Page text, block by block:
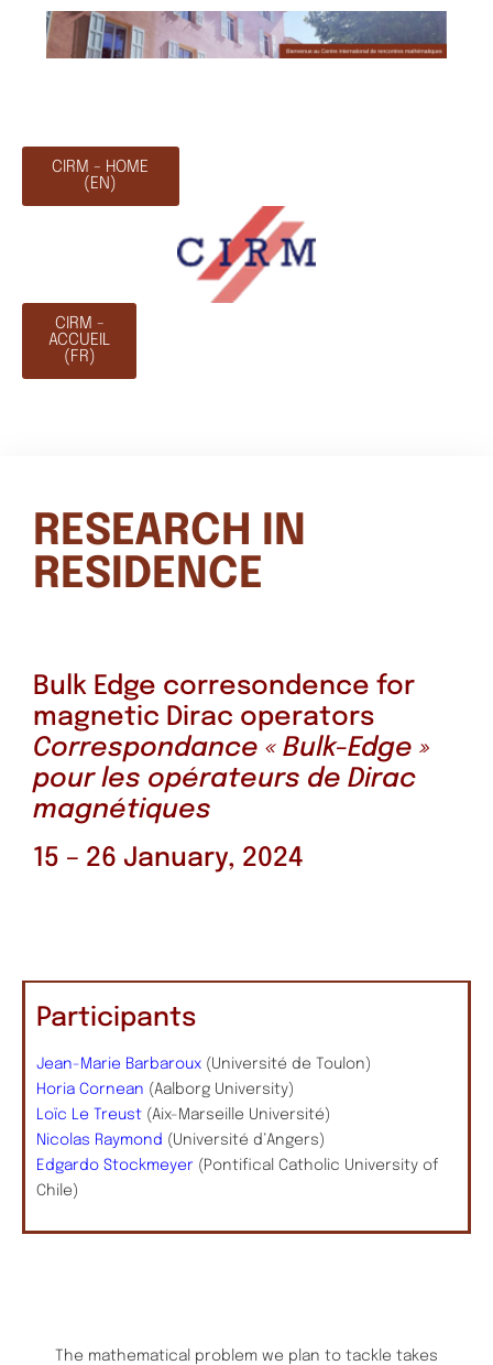
CIRM - HOME
(EN)
CIRM -
ACCUEIL
(FR)
RESEARCH IN
RESIDENCE
Bulk Edge corresondence for
magnetic Dirac operators
Correspondance « Bulk-Edge »
pour les opérateurs de Dirac
magnétiques
15 – 26 January, 2024
Participants
Jean-Marie Barbaroux (Université de Toulon)
Horia Cornean (Aalborg University)
Loïc Le Treust (Aix-Marseille Université)
Nicolas Raymond (Université d’Angers)
Edgardo Stockmeyer (Pontifical Catholic University of
Chile)
The mathematical problem we plan to tackle takes